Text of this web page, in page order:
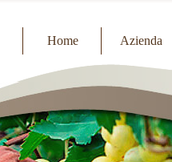
Home Azienda